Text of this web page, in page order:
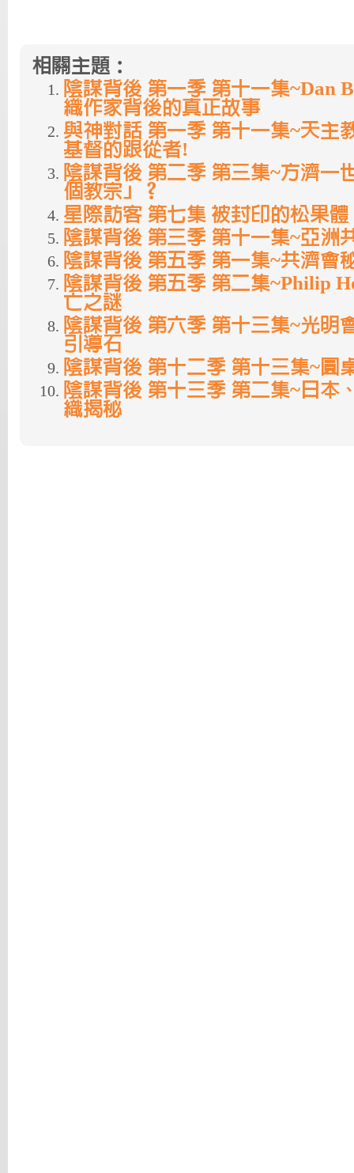
相關主題：
陰謀背後 第一季 第十一集~Dan
織作家背後的真正故事
與神對話 第一季 第十一集~天主
基督的跟從者!
陰謀背後 第二季 第三集~方濟一
個教宗」？
星際訪客 第七集 被封印的松果體
陰謀背後 第三季 第十一集~亞洲
陰謀背後 第五季 第一集~共濟會
陰謀背後 第五季 第二集~Philip
亡之謎
陰謀背後 第六季 第十三集~光明
引導石
陰謀背後 第十二季 第十三集~圓
陰謀背後 第十三季 第二集~日本
織揭秘